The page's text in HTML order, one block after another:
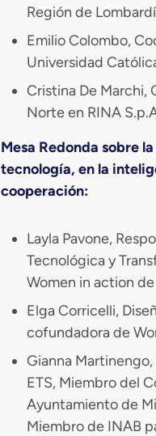
Región de
Emilio Colombo,
Universidad
Cristina De Marchi,
Norte en RINA
Mesa Redonda sobre
tecnología, en la
cooperación:
Layla Pavone,
Tecnológica y
Women in action
Elga Corricelli,
cofundadora de
Gianna
ETS, Miembro del
Ayuntamiento de
Miembro de INAB